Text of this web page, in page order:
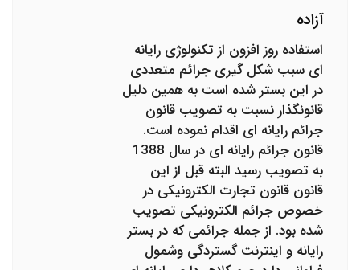
آزاده
استفاده روز افزون از تکنولوژی رایانه
ای سبب شکل گیری جرائم متعددی
در این بستر شده است به همین دلیل
قانونگذار نسبت به تصویب قانون
جرائم رایانه ای اقدام نموده است.
قانون جرائم رایانه ای در سال 1388
به تصویب رسید البته قبل از این
قانون قانون تجارت الکترونیکی در
خصوص جرائم الکترونیکی تصویب
شده بود. از جمله جرائمی که در بستر
رایانه و اینترنت گستردگی وشمول